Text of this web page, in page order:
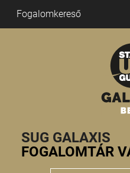
Fogalomkereső
SUG GALAXIS
FOGALOMTÁR